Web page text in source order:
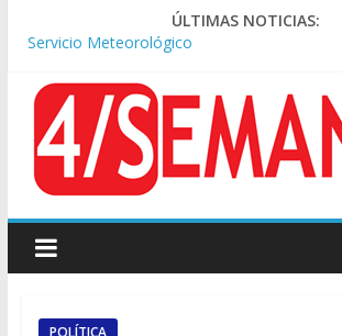
ÚLTIMAS NOTICIAS:
Los alquileres de departamentos en la
Rechazo a la Ley de Tierras: se espera un
frente al Congreso
Ley de Tierras: el rechazo ganó en las redes
Manuel Belgrano: reparación histórica en el
Tormentas severas y fuertes ráfagas de
Servicio Meteorológico
POLÍTICA